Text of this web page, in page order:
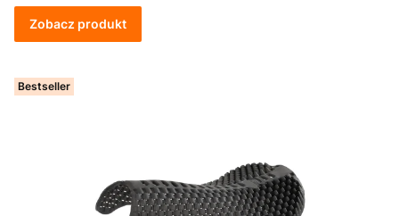
Zobacz produkt
Bestseller